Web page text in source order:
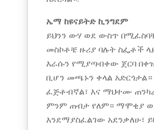
ኤማ ከዩናይትድ ኪንግደም
ይህንን ውሃ ወደ ውስጥ
መስኮቶቼ ዙሪያ ባሉት ስፌቶች
እራሱን የሚያጣብቀው ጀርባ
ቢሆን መጫኑን ቀላል
ፈጅቶብኛል፣ እና ማህተሙ
ምንም ጠብታ የለም። ማሞቂያ
እንደማያስፈልገው አደንቃለሁ፣